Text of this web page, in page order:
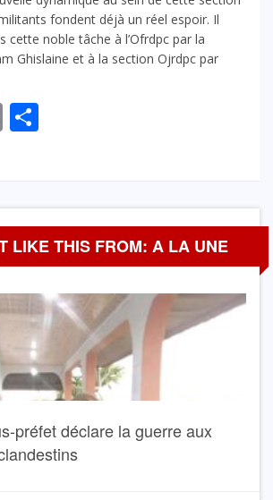
fondent déjà un réel espoir. Il
cette noble tâche à l’Ofrdpc par la
Ghislaine et à la section Ojrdpc par
Email
LIKE THIS FROM: A LA UNE
préfet déclare la guerre aux